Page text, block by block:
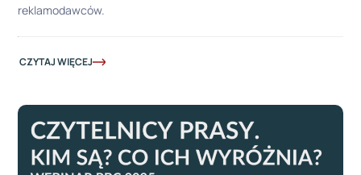
reklamodawców.
CZYTAJ WIĘCEJ